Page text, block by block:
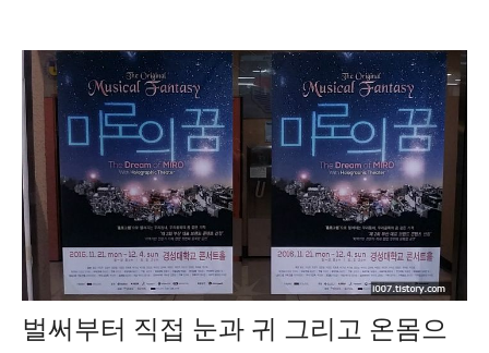
벌써부터 직접 눈과 귀 그리고 온몸으